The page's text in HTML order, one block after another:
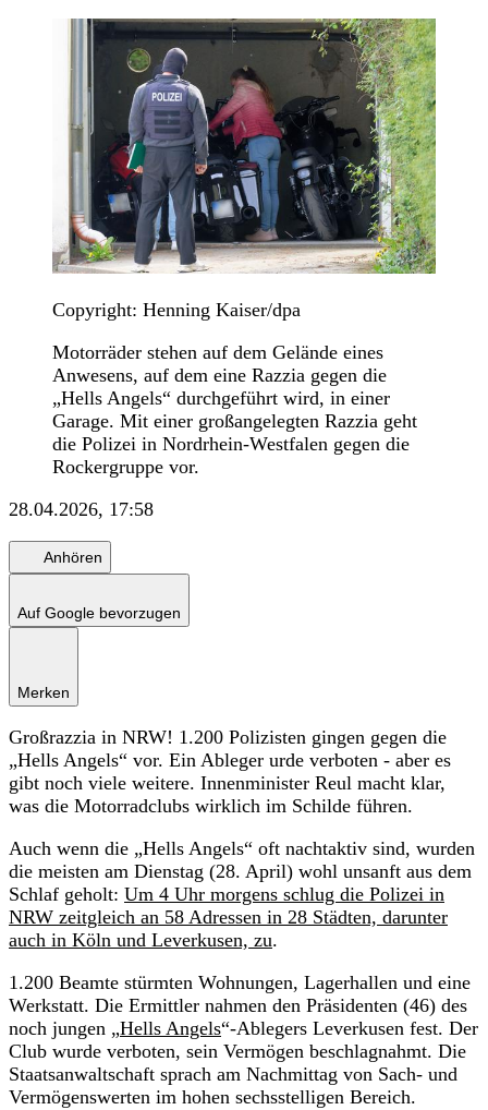
Copyright: Henning Kaiser/dpa
Motorräder stehen auf dem Gelände eines
Anwesens, auf dem eine Razzia gegen die
„Hells Angels“ durchgeführt wird, in einer
Garage. Mit einer großangelegten Razzia geht
die Polizei in Nordrhein-Westfalen gegen die
Rockergruppe vor.
28.04.2026, 17:58
Anhören
Auf Google bevorzugen
Merken
Großrazzia in NRW! 1.200 Polizisten gingen gegen die
„Hells Angels“ vor. Ein Ableger urde verboten - aber es
gibt noch viele weitere. Innenminister Reul macht klar,
was die Motorradclubs wirklich im Schilde führen.
Auch wenn die „Hells Angels“ oft nachtaktiv sind, wurden
die meisten am Dienstag (28. April) wohl unsanft aus dem
Schlaf geholt: Um 4 Uhr morgens schlug die Polizei in
NRW zeitgleich an 58 Adressen in 28 Städten, darunter
auch in Köln und Leverkusen, zu.
1.200 Beamte stürmten Wohnungen, Lagerhallen und eine
Werkstatt. Die Ermittler nahmen den Präsidenten (46) des
noch jungen „Hells Angels“-Ablegers Leverkusen fest. Der
Club wurde verboten, sein Vermögen beschlagnahmt. Die
Staatsanwaltschaft sprach am Nachmittag von Sach- und
Vermögenswerten im hohen sechsstelligen Bereich.